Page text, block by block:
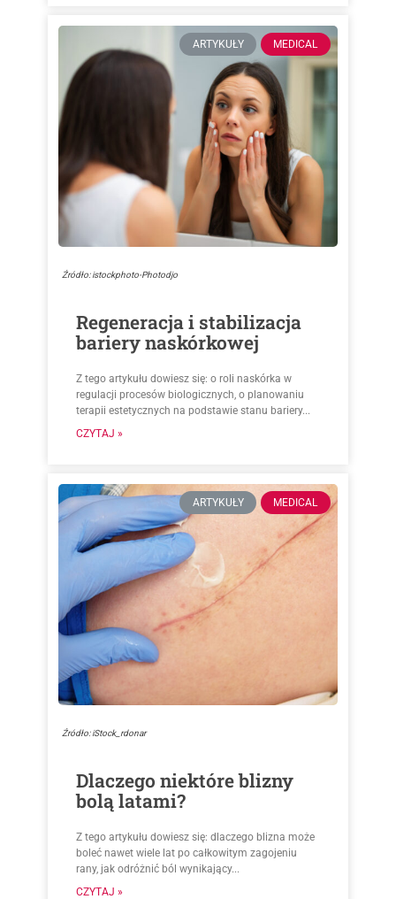
ARTYKUŁY MEDICAL
Źródło: istockphoto-Photodjo
Regeneracja i stabilizacja
bariery naskórkowej
Z tego artykułu dowiesz się: o roli naskórka w
regulacji procesów biologicznych, o planowaniu
terapii estetycznych na podstawie stanu bariery...
CZYTAJ »
ARTYKUŁY MEDICAL
Źródło: iStock_rdonar
Dlaczego niektóre blizny
bolą latami?
Z tego artykułu dowiesz się: dlaczego blizna może
boleć nawet wiele lat po całkowitym zagojeniu
rany, jak odróżnić ból wynikający...
CZYTAJ »